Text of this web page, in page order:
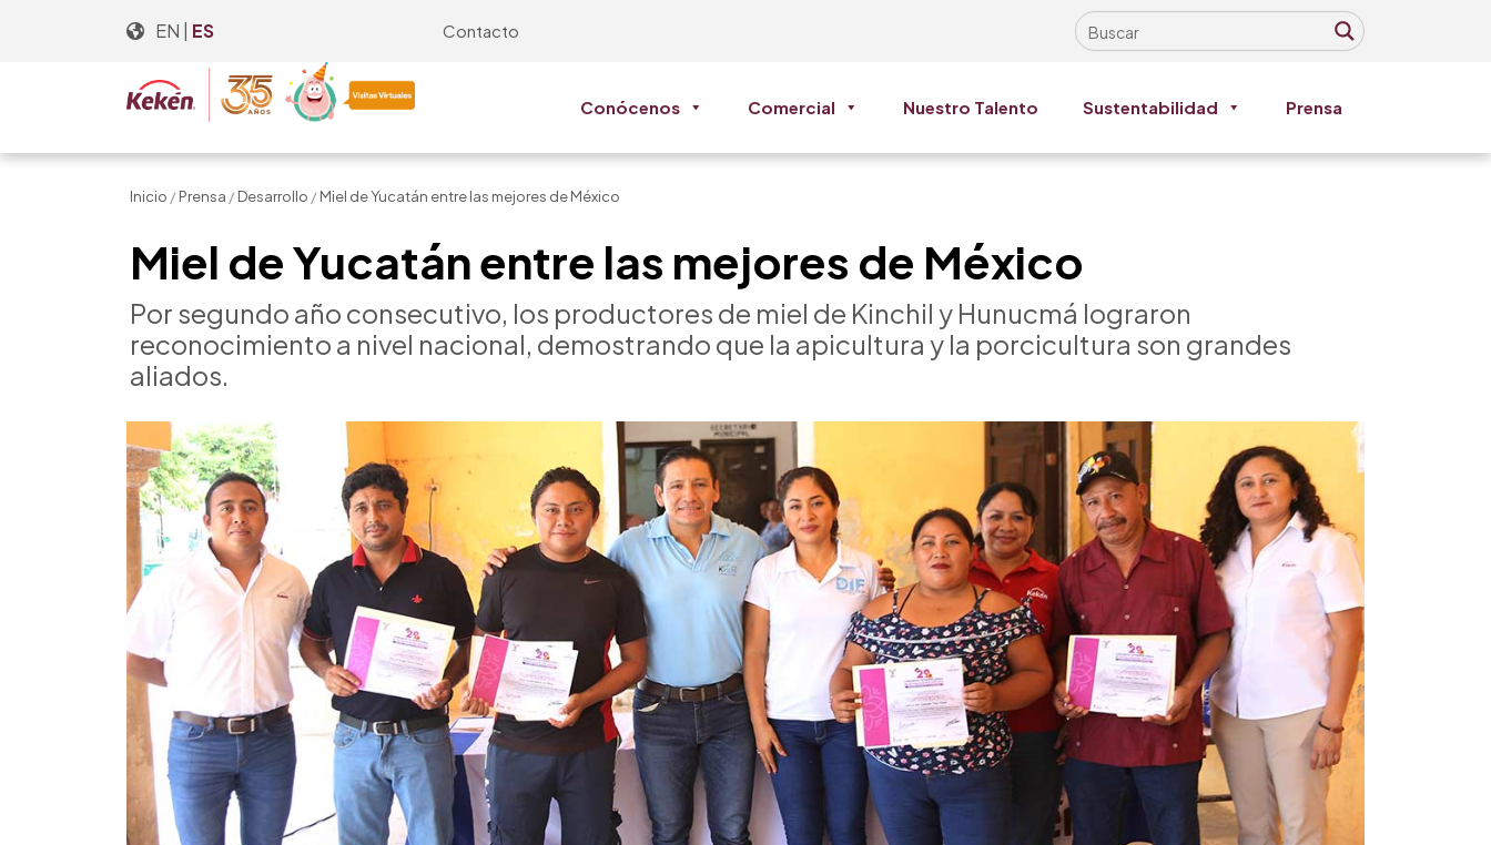
EN ES Contacto
Conócenos Comercial Nuestro Talento Sustentabilidad Prensa
Inicio /Prensa /Desarrollo /Miel de Yucatán entre las mejores de México
Miel de Yucatán entre las mejores de México
Por segundo año consecutivo, los productores de miel de Kinchil y Hunucmá lograron
reconocimiento a nivel nacional, demostrando que la apicultura y la porcicultura son grandes
aliados.